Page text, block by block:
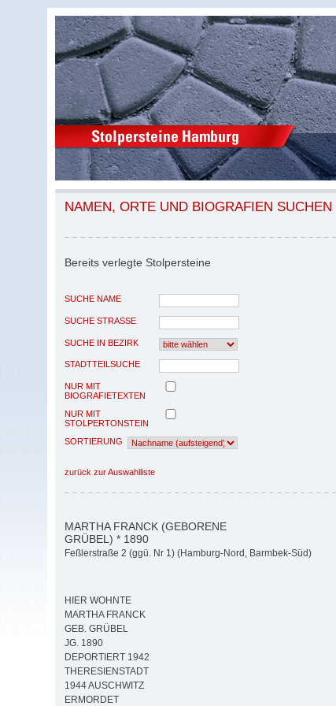
NAMEN, ORTE UND BIOGRAFIEN SUCHEN
Bereits verlegte Stolpersteine
SUCHE NAME
SUCHE STRASSE
SUCHE IN BEZIRK
STADTTEILSUCHE
NUR MIT
BIOGRAFIETEXTEN
NUR MIT
STOLPERTONSTEIN
SORTIERUNG
zurück zur Auswahlliste
MARTHA FRANCK (GEBORENE
GRÜBEL) * 1890
Feßlerstraße 2 (ggü. Nr 1) (Hamburg-Nord, Barmbek-Süd)
HIER WOHNTE
MARTHA FRANCK
GEB. GRÜBEL
JG. 1890
DEPORTIERT 1942
THERESIENSTADT
1944 AUSCHWITZ
ERMORDET